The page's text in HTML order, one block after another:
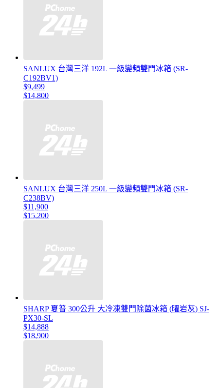
SANLUX 台灣三洋 192L 一級變頻雙門冰箱 (SR-
C192BV1)
$9,499
$14,800
SANLUX 台灣三洋 250L 一級變頻雙門冰箱 (SR-
C238BV)
$11,900
$15,200
SHARP 夏普 300公升 大冷凍雙門除菌冰箱 (曜岩灰) SJ-
PX30-SL
$14,888
$18,900